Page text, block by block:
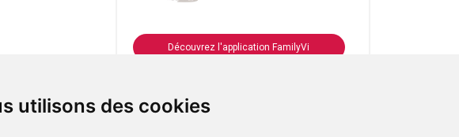
utilisons des cookies
Découvrez l'application FamilyVi